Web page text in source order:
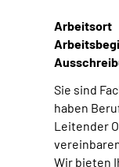
Arbeitsort
Sie sind
haben
Leitender
Wir bieten